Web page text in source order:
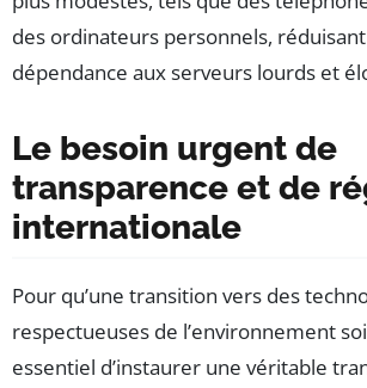
des ordinateurs personnels,
dépendance aux serveurs lourds et
Le besoin urgent de
transparence et de
internationale
Pour qu’une transition vers des
respectueuses de l’environnement
essentiel d’instaurer une véritable